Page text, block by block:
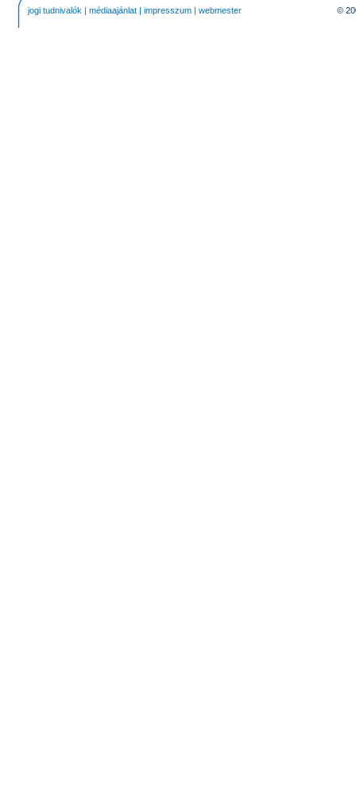
jogi tudnivalók | médiaajánlat | impresszum | webmester ©